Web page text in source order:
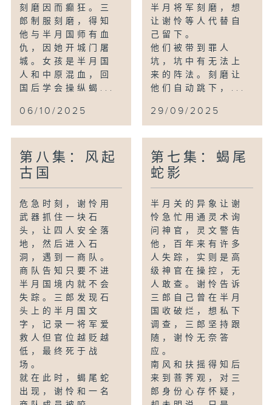
刻磨因而癫狂。三
郎制服刻磨，得知
他与半月国师有血
仇，因她开城门屠
城。女孩是半月国
人和中原混血，回
国后学会操纵蝎...
06/10/2025
半月将军刻磨，想
让谢怜等人代替自
己留下。
他们被带到罪人
坑，坑中有无法上
来的阵法。刻磨让
他们自动跳下，...
29/09/2025
第八集：风起
古国
危急时刻，谢怜用
武器抓住一块石
头，让四人安全落
地，然后进入石
洞，遇到一商队。
商队告知只要不进
半月国境内就不会
失踪。三郎发现石
头上的半月国文
字，记录一将军爱
救人但官位越贬越
低，最终死于战
场。
就在此时，蝎尾蛇
出现，谢怜和一名
第七集：蝎尾
蛇影
半月关的异象让谢
怜急忙用通灵术询
问神官，灵文警告
他，百年来有许多
人失踪，实则是高
级神官在操控，无
人敢查。谢怜告诉
三郎自己曾在半月
国收破烂，想私下
调查，三郎坚持跟
随，谢怜无奈答
应。
南风和扶摇得知后
来到菩荠观，对三
郎身份心存怀疑，